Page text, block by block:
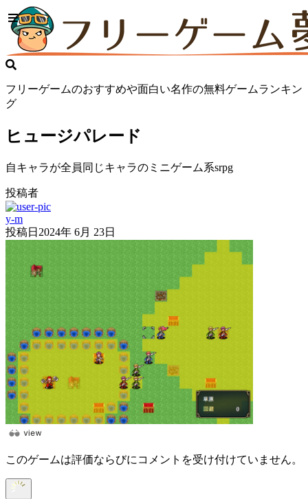
フリーゲームのおすすめや面白い名作の無料ゲームランキン
グ
ヒュージパレード
自キャラが全員同じキャラのミニゲーム系srpg
投稿者
y-m
投稿日 2024年 6月 23日
このゲームは評価ならびにコメントを受け付けていません。